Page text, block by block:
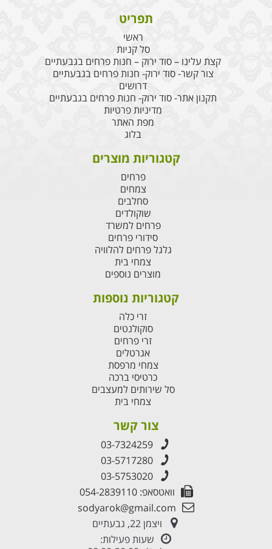
תפריט
ראשי
סל קניות
קצת עלינו – סוד ירוק – חנות פרחים בגבעתיים
צור קשר- סוד ירוק- חנות פרחים בגבעתיים
דרושים
תקנון אתר- סוד ירוק- חנות פרחים בגבעתיים
מדיניות פרטיות
מפת האתר
בלוג
קטגוריות מוצרים
פרחים
צמחים
סחלבים
שוקולדים
פרחים למשרד
סידורי פרחים
גלגל פרחים להלוויה
צמחי בית
מוצרים נוספים
קטגוריות נוספות
זרי כלה
סוקולנטים
זרי פרחים
אגרטלים
צמחי מרפסת
כרטיסי ברכה
סל שירותים למעצבים
צמחי בית
צור קשר
03-7324259
03-5717280
03-5753020
וואטסאפ: 054-2839110
sodyarok@gmail.com
ויצמן 22, גבעתיים
שעות פעילות: